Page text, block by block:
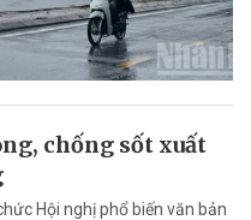
chống sốt xuất
Hội nghị phổ biến văn bản